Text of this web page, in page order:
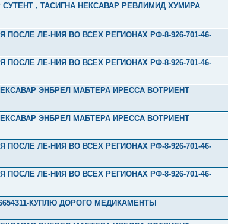
СУТЕНТ , ТАСИГНА НЕКСАВАР РЕВЛИМИД ХУМИРА
ЛЕ-НИЯ ВО ВСЕХ РЕГИОНАХ РФ-8-926-701-46-
ЛЕ-НИЯ ВО ВСЕХ РЕГИОНАХ РФ-8-926-701-46-
ЭНБРЕЛ МАБТЕРА ИРЕССА ВОТРИЕНТ
ЭНБРЕЛ МАБТЕРА ИРЕССА ВОТРИЕНТ
ЛЕ-НИЯ ВО ВСЕХ РЕГИОНАХ РФ-8-926-701-46-
ЛЕ-НИЯ ВО ВСЕХ РЕГИОНАХ РФ-8-926-701-46-
КУПЛЮ ДОРОГО МЕДИКАМЕНТЫ